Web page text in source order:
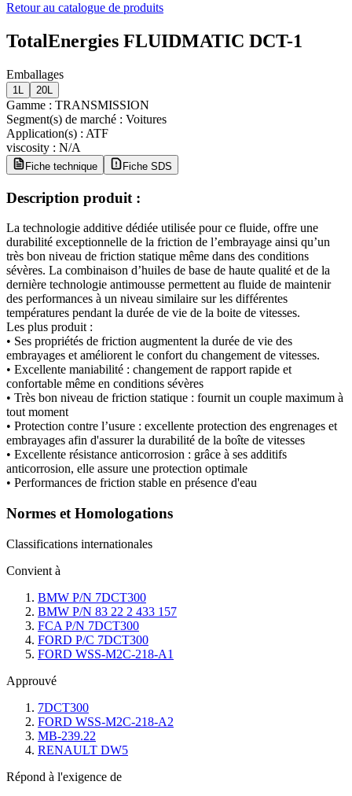
Retour au catalogue de produits
TotalEnergies FLUIDMATIC DCT-1
Emballages
1L 20L
Gamme : TRANSMISSION
Segment(s) de marché : Voitures
Application(s) : ATF
viscosity : N/A
Fiche technique Fiche SDS
Description produit :
La technologie additive dédiée utilisée pour ce fluide, offre une
durabilité exceptionnelle de la friction de l’embrayage ainsi qu’un
très bon niveau de friction statique même dans des conditions
sévères. La combinaison d’huiles de base de haute qualité et de la
dernière technologie antimousse permettent au fluide de maintenir
des performances à un niveau similaire sur les différentes
températures pendant la durée de vie de la boite de vitesses.
Les plus produit :
• Ses propriétés de friction augmentent la durée de vie des
embrayages et améliorent le confort du changement de vitesses.
• Excellente maniabilité : changement de rapport rapide et
confortable même en conditions sévères
• Très bon niveau de friction statique : fournit un couple maximum à
tout moment
• Protection contre l’usure : excellente protection des engrenages et
embrayages afin d'assurer la durabilité de la boîte de vitesses
• Excellente résistance anticorrosion : grâce à ses additifs
anticorrosion, elle assure une protection optimale
• Performances de friction stable en présence d'eau
Normes et Homologations
Classifications internationales
Convient à
BMW P/N 7DCT300
BMW P/N 83 22 2 433 157
FCA P/N 7DCT300
FORD P/C 7DCT300
FORD WSS-M2C-218-A1
Approuvé
7DCT300
FORD WSS-M2C-218-A2
MB-239.22
RENAULT DW5
Répond à l'exigence de